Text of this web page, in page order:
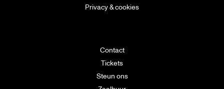
Privacy & cookies
Contact
Tickets
Steun ons